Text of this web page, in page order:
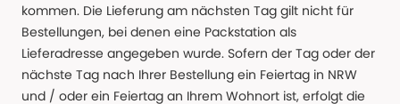
kommen. Die Lieferung am nächsten Tag gilt nicht für
Bestellungen, bei denen eine Packstation als
Lieferadresse angegeben wurde. Sofern der Tag oder der
nächste Tag nach Ihrer Bestellung ein Feiertag in NRW
und / oder ein Feiertag an Ihrem Wohnort ist, erfolgt die